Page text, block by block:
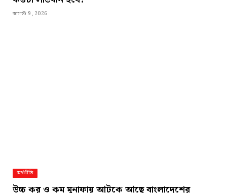
আগস্ট 9, 2026
অর্থনীতি
উচ্চ কর ও কম মুনাফায় আটকে আছে বাংলাদেশের